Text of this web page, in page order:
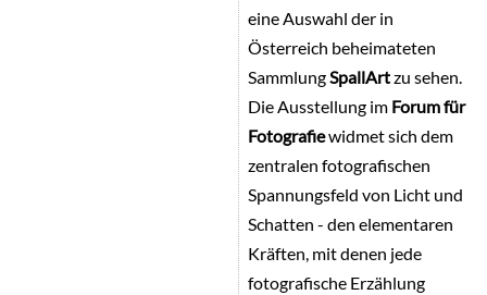
eine Auswahl der in
Österreich beheimateten
SammlungSpallArtzu sehen.
Die Ausstellung im Forum für
Fotografiewidmet sich dem
zentralen fotografischen
Spannungsfeld von Licht und
Schatten - den elementaren
Kräften, mit denen jede
fotografische Erzählung